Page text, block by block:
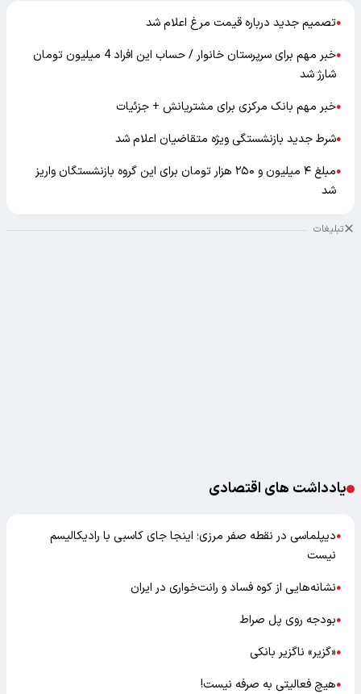
●تصمیم جدید درباره قیمت مرغ اعلام شد
●
خبر مهم برای سرپرستان خانوار / حساب این افراد 4 میلیون تومان
شارژ شد
●خبر مهم بانک مرکزی برای مشتریانش + جزئیات
●شرط جدید بازنشستگی ویژه متقاضیان اعلام شد
●
مبلغ ۴ میلیون و ۲۵۰ هزار تومان برای این گروه بازنشستگان واریز
شد
تبلیغات
یادداشت های اقتصادی
●دیپلماسی در نقطه صفر مرزی؛ اینجا جای کاسبی با رادیکالیسم
نیست
●نشانه‌هایی از کوه فساد و رانت‌خواری در ایران
●بودجه روی پل صراط
●«گزیر» ناگزیر بانکی
●هیچ فعالیتی به صرفه نیست!